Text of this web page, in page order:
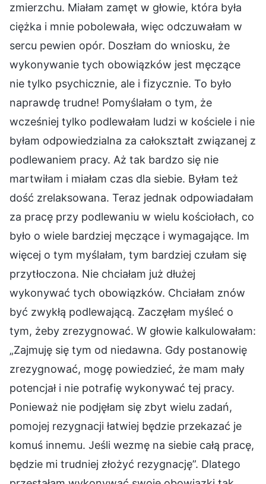
zmierzchu. Miałam zamęt w głowie, która była
ciężka i mnie pobolewała, więc odczuwałam w
sercu pewien opór. Doszłam do wniosku, że
wykonywanie tych obowiązków jest męczące
nie tylko psychicznie, ale i fizycznie. To było
naprawdę trudne! Pomyślałam o tym, że
wcześniej tylko podlewałam ludzi w kościele i nie
byłam odpowiedzialna za całokształt związanej z
podlewaniem pracy. Aż tak bardzo się nie
martwiłam i miałam czas dla siebie. Byłam też
dość zrelaksowana. Teraz jednak odpowiadałam
za pracę przy podlewaniu w wielu kościołach, co
było o wiele bardziej męczące i wymagające. Im
więcej o tym myślałam, tym bardziej czułam się
przytłoczona. Nie chciałam już dłużej
wykonywać tych obowiązków. Chciałam znów
być zwykłą podlewającą. Zaczęłam myśleć o
tym, żeby zrezygnować. W głowie kalkulowałam:
„Zajmuję się tym od niedawna. Gdy postanowię
zrezygnować, mogę powiedzieć, że mam mały
potencjał i nie potrafię wykonywać tej pracy.
Ponieważ nie podjęłam się zbyt wielu zadań,
pomojej rezygnacji łatwiej będzie przekazać je
komuś innemu. Jeśli wezmę na siebie całą pracę,
będzie mi trudniej złożyć rezygnację”. Dlatego